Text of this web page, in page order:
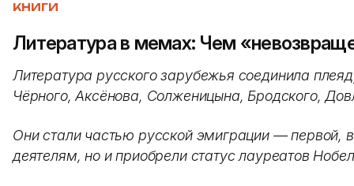
КНИГИ
Литература в мемах: Чем
Литература русского зарубежья соединила
Чёрного, Аксёнова, Солженицына, Бродского,
Они стали частью русской эмиграции — первой,
деятелям, но и приобрели статус лауреатов